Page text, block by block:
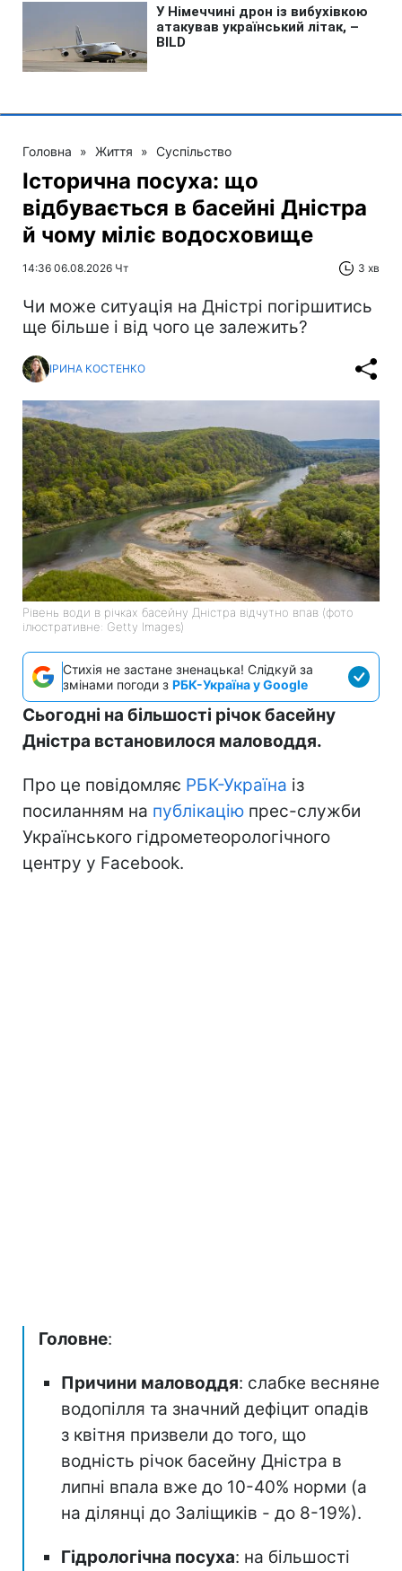
Головна » Життя » Суспільство
Історична посуха: що
відбувається в басейні Дністра
й чому міліє водосховище
14:36 06.08.2026 Чт 3 хв
Чи може ситуація на Дністрі погіршитись
ще більше і від чого це залежить?
ІРИНА КОСТЕНКО
Рівень води в річках басейну Дністра відчутно впав (фото
ілюстративне: Getty Images)
Стихія не застане зненацька! Слідкуй за
змінами погоди з РБК-Україна у Google
Сьогодні на більшості річок басейну
Дністра встановилося маловоддя.
Про це повідомляє РБК-Україна із
посиланням на публікацію прес-служби
Українського гідрометеорологічного
центру у Facebook.
Головне:
Причини маловоддя: слабке весняне
водопілля та значний дефіцит опадів
з квітня призвели до того, що
водність річок басейну Дністра в
липні впала вже до 10-40% норми (а
на ділянці до Заліщиків - до 8-19%).
Гідрологічна посуха: на більшості